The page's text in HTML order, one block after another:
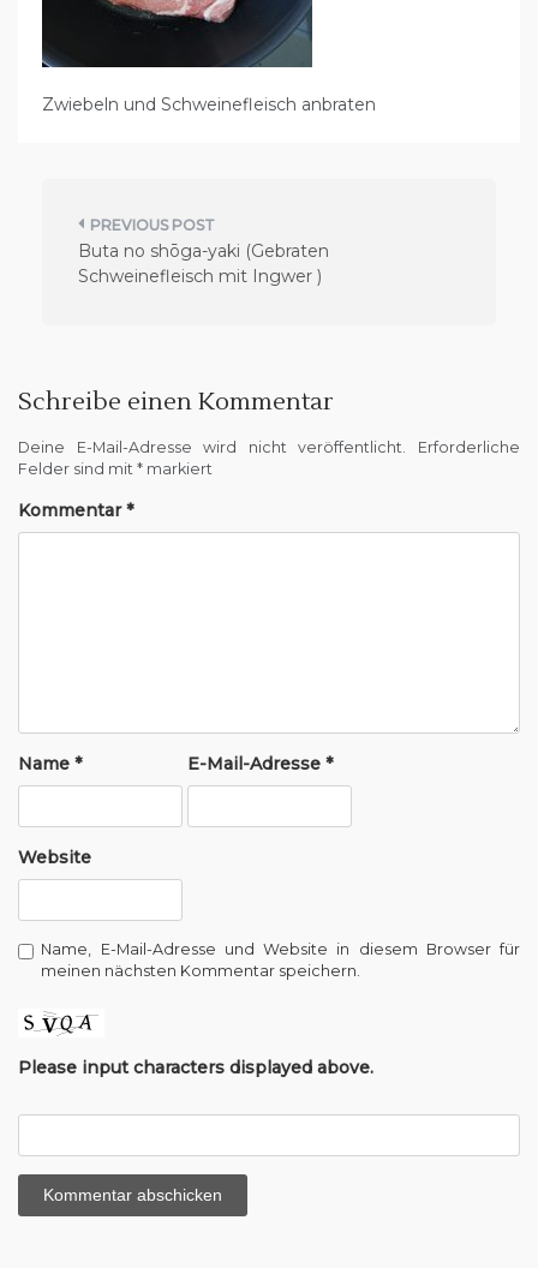
Zwiebeln und Schweinefleisch anbraten
B
e
a
g
s
n
t
i
n
Buta no shōga-yaki (Gebraten
Schweinefleisch mit Ingwer )
Schreibe einen Kommentar
Deine E-Mail-Adresse wird nicht veröffentlicht.
Erforderliche
Felder sind mit * markiert
Kommentar*
Name * E-Mail-Adresse*
Website
Name, E-Mail-Adresse und Website in diesem Browser für
meinen nächsten Kommentar speichern.
Please input characters displayed above.